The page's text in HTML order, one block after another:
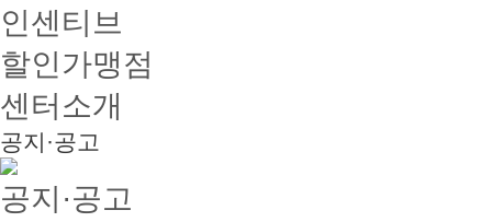
인센티브
할인가맹점
센터소개
공지·공고
공지·공고